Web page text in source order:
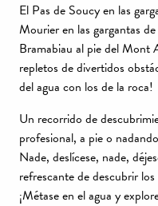
El Pas de Soucy en las
Mourier en las gargantas
Bramabiau al pie del Mont
repletos de divertidos
del agua con los de la roca!
Un recorrido de
profesional, a pie o
Nade, deslícese, nade,
refrescante de descubrir los
¡Métase en el agua y